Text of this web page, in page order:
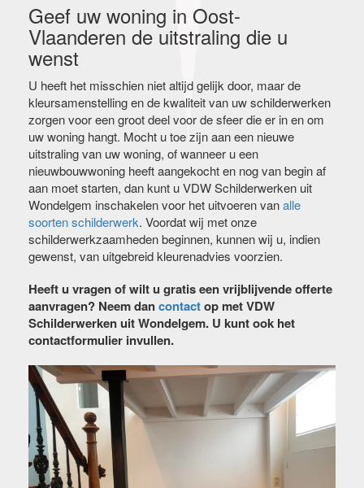
Geef uw woning in Oost-
Vlaanderen de uitstraling die u
wenst
U heeft het misschien niet altijd gelijk door, maar de
kleursamenstelling en de kwaliteit van uw schilderwerken
zorgen voor een groot deel voor de sfeer die er in en om
uw woning hangt. Mocht u toe zijn aan een nieuwe
uitstraling van uw woning, of wanneer u een
nieuwbouwwoning heeft aangekocht en nog van begin af
aan moet starten, dan kunt u VDW Schilderwerken uit
Wondelgem inschakelen voor het uitvoeren vanalle
soorten schilderwerk. Voordat wij met onze
schilderwerkzaamheden beginnen, kunnen wij u, indien
gewenst, van uitgebreid kleurenadvies voorzien.
Heeft u vragen of wilt u gratis een vrijblijvende offerte
aanvragen? Neem dancontactop met VDW
Schilderwerken uit Wondelgem. U kunt ook het
contactformulier invullen.